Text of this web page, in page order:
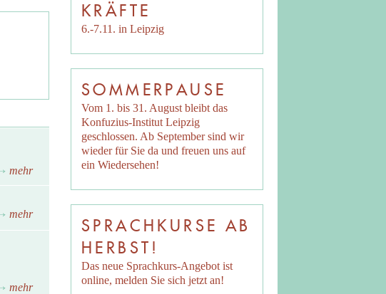
mehr
mehr
mehr
KRÄFTE
6.-7.11. in Leipzig
SOMMERPAUSE
Vom 1. bis 31. August bleibt das
Konfuzius-Institut Leipzig
geschlossen. Ab September sind wir
wieder für Sie da und freuen uns auf
ein Wiedersehen!
SPRACHKURSE AB
HERBST!
Das neue Sprachkurs-Angebot ist
online, melden Sie sich jetzt an!